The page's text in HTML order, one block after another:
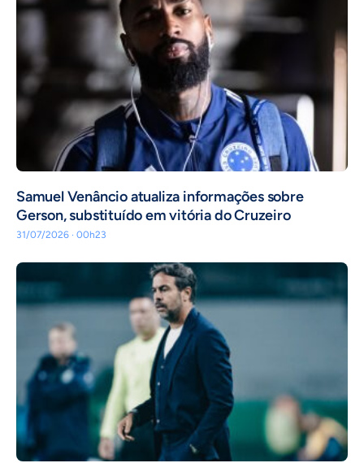
Samuel Venâncio atualiza informações sobre
Gerson, substituído em vitória do Cruzeiro
31/07/2026 · 00h23